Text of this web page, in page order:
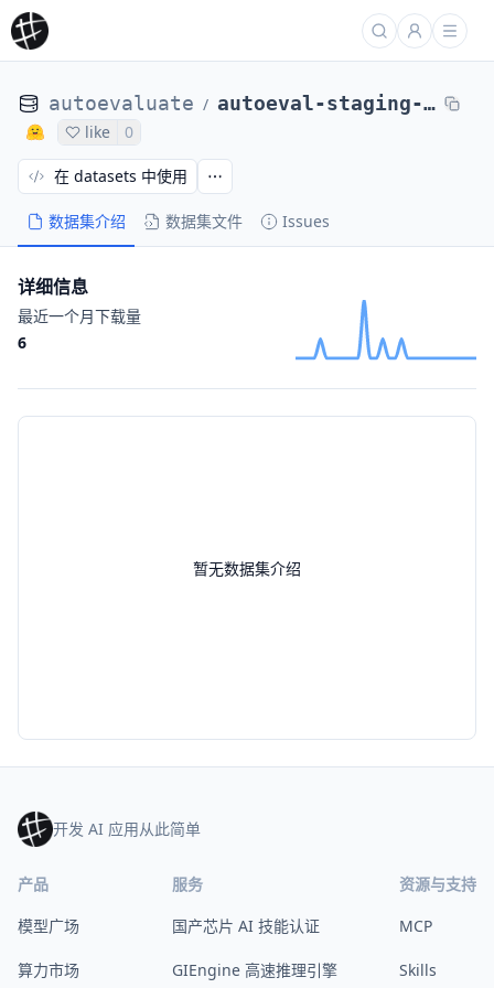
autoevaluate / autoeval-staging-eval-glue-rte-0dc038-14706033
like 0
数据集介绍 数据集文件 Issues
在 datasets 中使用
暂无数据集介绍
详细信息
最近一个月下载量
6
开发 AI 应用从此简单
产品
模型广场
算力市场
服务
国产芯片 AI 技能认证
GIEngine 高速推理引擎
资源与支持
MCP
Skills